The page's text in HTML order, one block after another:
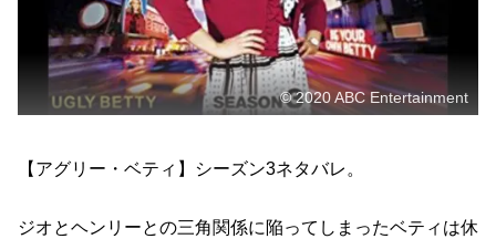
© 2020 ABC Entertainment
【アグリー・ベティ】シーズン3ネタバレ。
ジオとヘンリーとの三角関係に陥ってしまったベティは休